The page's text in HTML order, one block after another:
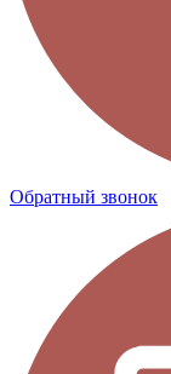
Обратный звонок